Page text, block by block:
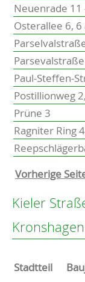
Neuenrade 11
Osterallee 6, 6
Paul-Steffen-
Postillionweg
Prüne 3
Ragniter Ring
Vorherige
Kieler
Kronshagen
Stadtteil